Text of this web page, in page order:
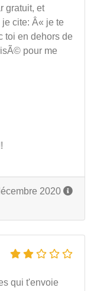
gratuit, et
cite: Â« je te
toi en dehors de
pour me
2020
qui t'envoie